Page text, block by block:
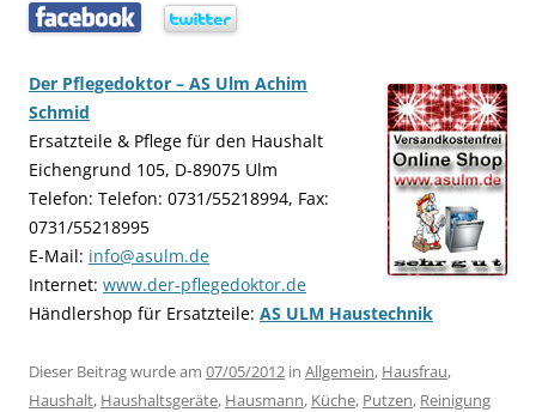
Der Pflegedoktor – AS Ulm Achim
Schmid
Ersatzteile & Pflege für den Haushalt
Eichengrund 105, D-89075 Ulm
Telefon: Telefon: 0731/55218994, Fax:
0731/55218995
E-Mail: info@asulm.de
Internet: www.der-pflegedoktor.de
Händlershop für Ersatzteile: AS ULM Haustechnik
Dieser Beitrag wurde am 07/05/2012 in Allgemein, Hausfrau,
Haushalt, Haushaltsgeräte, Hausmann, Küche, Putzen, Reinigung